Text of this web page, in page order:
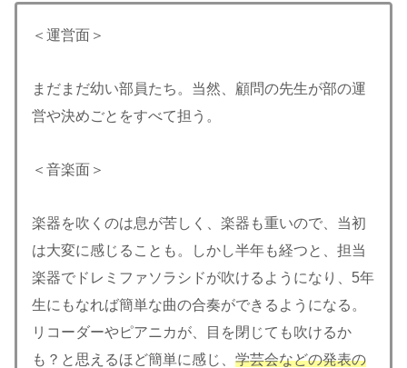
＜運営面＞
まだまだ幼い部員たち。当然、顧問の先生が部の運
営や決めごとをすべて担う。
＜音楽面＞
楽器を吹くのは息が苦しく、楽器も重いので、当初
は大変に感じることも。しかし半年も経つと、担当
楽器でドレミファソラシドが吹けるようになり、5年
生にもなれば簡単な曲の合奏ができるようになる。
リコーダーやピアニカが、目を閉じても吹けるか
も？と思えるほど簡単に感じ、 学芸会などの発表の